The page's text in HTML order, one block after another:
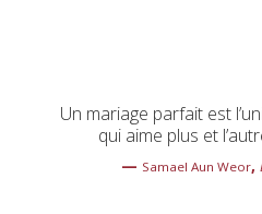
d’Études
Un mariage parfait est
qui aime plus et
— Samael Aun Weor,